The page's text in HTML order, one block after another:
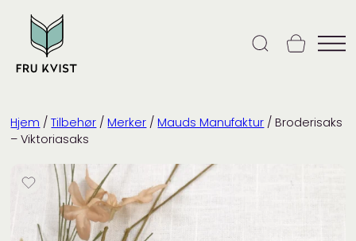
content
Hjem /Tilbehør / Merker / Mauds Manufaktur / Broderisaks
– Viktoriasaks